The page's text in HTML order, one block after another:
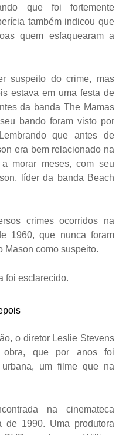
que foi fortemente
também indicou que
quem esfaquearam a
suspeito do crime, mas
estava em uma festa de
da banda The Mamas
bando foram visto por
que antes de
era bem relacionado na
morar meses, com seu
líder da banda Beach
crimes ocorridos na
1960, que nunca foram
Mason como suspeito.
foi esclarecido.
o diretor Leslie Stevens
que por anos foi
um filme que na
na cinemateca
de 1990. Uma produtora